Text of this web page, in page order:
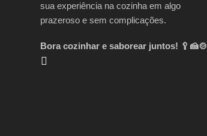
sua experiência na cozinha em algo
prazeroso e sem complicações.
Bora cozinhar e saborear juntos! 🥄🍰🍲